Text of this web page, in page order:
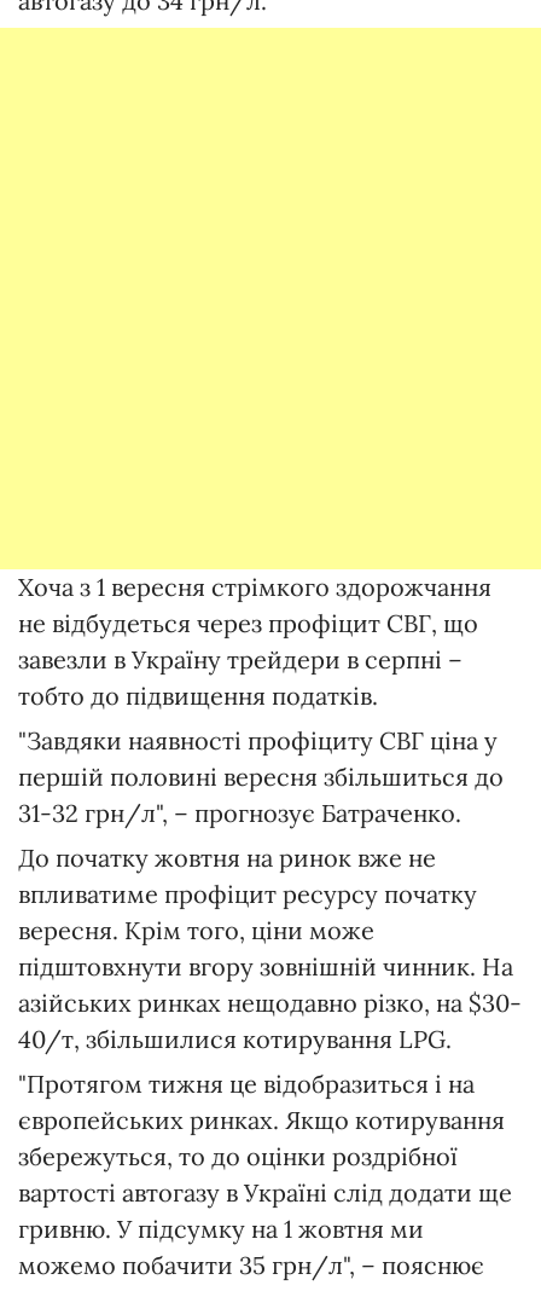
Хоча з 1 вересня стрімкого здорожчання
не відбудеться через профіцит СВГ, що
завезли в Україну трейдери в серпні –
тобто до підвищення податків.
"Завдяки наявності профіциту СВГ ціна у
першій половині вересня збільшиться до
31-32 грн/л", – прогнозує Батраченко.
До початку жовтня на ринок вже не
впливатиме профіцит ресурсу початку
вересня. Крім того, ціни може
підштовхнути вгору зовнішній чинник. На
азійських ринках нещодавно різко, на $30-
40/т, збільшилися котирування LPG.
"Протягом тижня це відобразиться і на
європейських ринках. Якщо котирування
збережуться, то до оцінки роздрібної
вартості автогазу в Україні слід додати ще
гривню. У підсумку на 1 жовтня ми
можемо побачити 35 грн/л", – пояснює